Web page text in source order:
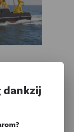
Simon
te gaan van een
dankzij